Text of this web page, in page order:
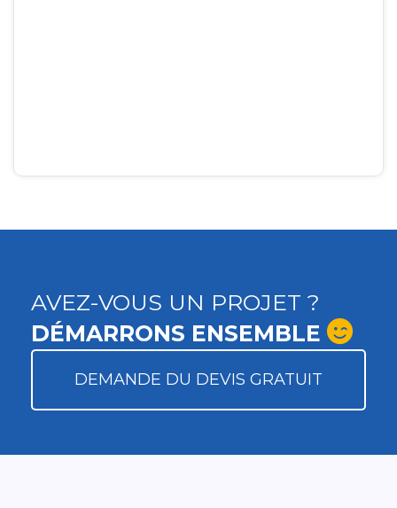
AVEZ-VOUS UN PROJET ?
DÉMARRONS ENSEMBLE
DEMANDE DU DEVIS GRATUIT